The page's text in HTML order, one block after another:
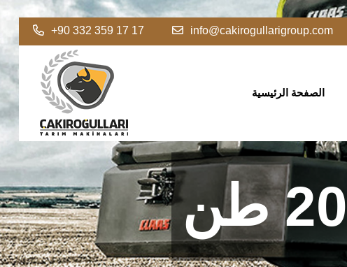
+90 332 359 17 17 info@cakirogullarigroup.com
الصفحة الرئيسية